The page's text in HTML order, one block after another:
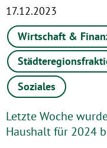
17.12.2023
Wirtschaft &
Soziales
Letzte Woche
Haushalt für 2024